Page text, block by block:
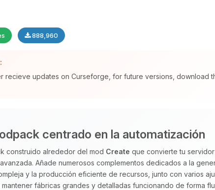
888,960
recieve updates on Curseforge, for future versions, download
centrado en la automatización
construido alrededor del mod Create que convierte tu
Añade numerosos complementos dedicados a la
y la producción eficiente de recursos, junto con varios
fábricas grandes y detalladas funcionando de forma